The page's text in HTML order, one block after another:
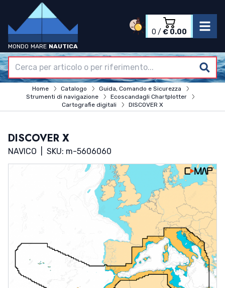
MONDO MARE NAUTICA
0 / € 0.00
Accedi
Home
Azienda
Catalogo
Home Catalogo
Guida, Comando e Sicurezza
Strumenti di navigazione
Ecoscandagli Chartplotter
Cartografie digitali
DISCOVER X
DISCOVER X
NAVICO SKU: m-5606060